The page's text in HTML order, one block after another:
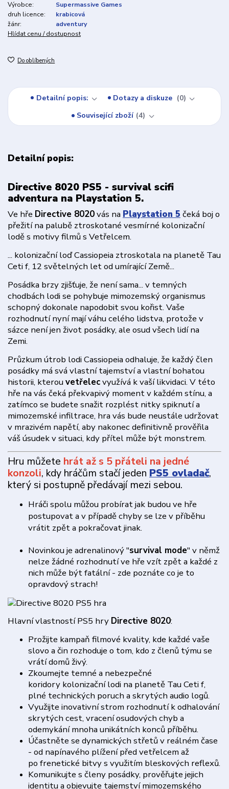
Výrobce:
Supermassive Games
druh licence:
krabicová
žánr:
adventury
Hlídat cenu / dostupnost
Do oblíbených
Detailní popis: Dotazy a diskuze
0
Související zboží 4
Detailní popis:
Directive 8020 PS5 - survival scifi
adventura na Playstation 5.
Ve hře Directive 8020vás na Playstation 5 čeká boj o
přežití na palubě ztroskotané vesmírné kolonizační
lodě s motivy filmů s Vetřelcem.
... kolonizační loď Cassiopeia ztroskotala na planetě Tau
Ceti f, 12 světelných let od umírající Země...
Posádka brzy zjišťuje, že není sama... v temných
chodbách lodi se pohybuje mimozemský organismus
schopný dokonale napodobit svou kořist. Vaše
rozhodnutí nyní mají váhu celého lidstva, protože v
sázce není jen život posádky, ale osud všech lidí na
Zemi.
Průzkum útrob lodi Cassiopeia odhaluje, že každý člen
posádky má svá vlastní tajemství a vlastní bohatou
historii, kterouvetřelecvyužívá k vaší likvidaci. V této
hře na vás čeká překvapivý moment v každém stínu, a
zatímco se budete snažit rozplést nitky spiknutí a
mimozemské infiltrace, hra vás bude neustále udržovat
v mrazivém napětí, aby nakonec definitivně prověřila
váš úsudek v situaci, kdy přítel může být monstrem.
Hru můžete hrát až s 5 přáteli na jedné
konzoli, kdy hráčům stačí jeden PS5 ovladač,
který si postupně předávají mezi sebou.
Hráči spolu můžou probírat jak budou ve hře
postupovat a v případě chyby se lze v příběhu
vrátit zpět a pokračovat jinak.
Novinkou je adrenalinový "survival mode" v němž
nelze žádné rozhodnutí ve hře vzít zpět a každé z
nich může být fatální - zde poznáte co je to
opravdový strach!
Hlavní vlastností PS5 hry Directive 8020:
Prožijte kampaň filmové kvality, kde každé vaše
slovo a čin rozhoduje o tom, kdo z členů týmu se
vrátí domů živý.
Zkoumejte temné a nebezpečné
koridory kolonizační lodi na planetě Tau Ceti f,
plné technických poruch a skrytých audio logů.
Využijte inovativní strom rozhodnutí k odhalování
skrytých cest, vracení osudových chyb a
odemykání mnoha unikátních konců příběhu.
Účastněte se dynamických střetů v reálném čase
- od napínavého plížení před vetřelcem až
po frenetické bitvy s využitím bleskových reflexů.
Komunikujte s členy posádky, prověřujte jejich
identitu a objevujte tajemství mimozemského